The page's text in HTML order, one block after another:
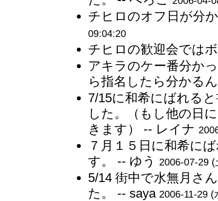
チヒロのオフ日が分
09:04:20
チヒロの歓迎会では
アキラのケー番分か
ら指名したら分かる
7/15に和希にばれる
した。（もし他の日
きます） -- レイナ
７月１５日に和希に
す。 -- ゆう
2006-07-29
5/14 街中で水無月さ
た。 -- saya 2006-11-29 (